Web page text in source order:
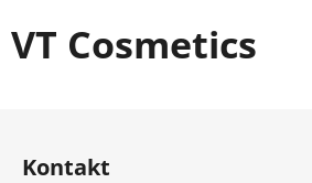
l
á
VT Cosmetics
Kontakt